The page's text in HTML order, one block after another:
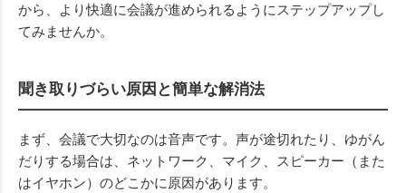
から、より快適に会議が進められるようにステップアップし
てみませんか。
聞き取りづらい原因と簡単な解消法
まず、会議で大切なのは音声です。声が途切れたり、ゆがん
だりする場合は、ネットワーク、マイク、スピーカー（また
はイヤホン）のどこかに原因があります。